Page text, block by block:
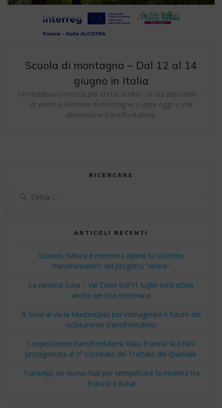
Scuola di montagna – Dal 12 al 14
giugno in Italia
Un’iniziativa concreta per chi ha scelto – o sta pensando –
di vivere e lavorare in montagna si apre oggi a una
dimensione transfrontaliera.
RICERCARE
ARTICOLI RECENTI
Giovani, natura e memoria alpina: lo scambio
transfrontaliero del progetto “Vivere”
La navetta Susa – Val Cenis dall’11 luglio sarà attiva
anche nei fine settimana
A Susa al via la Masterclass per immaginare il futuro del
cicloturismo transfrontaliero
Cooperazione transfrontaliera Italia-Francia: la CHAV
protagonista al 3° Comitato del Trattato del Quirinale
TransAlpi, un nuovo hub per semplificare la mobilità tra
Francia e Italia!